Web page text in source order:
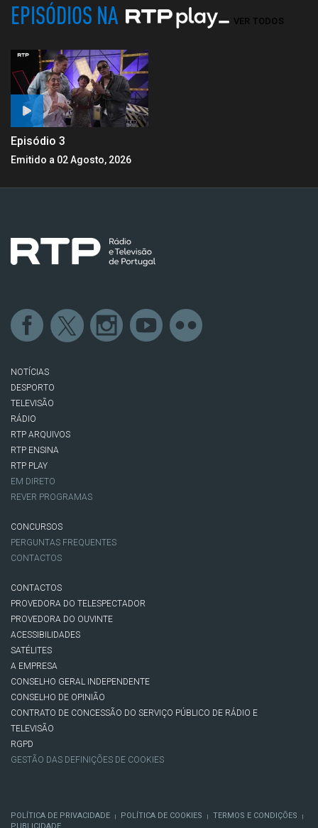
EPISÓDIOS NA VER TODOS
Episódio 3
Emitido a 02 Agosto, 2026
NOTÍCIAS
DESPORTO
TELEVISÃO
RÁDIO
RTP ARQUIVOS
RTP ENSINA
RTP PLAY
EM DIRETO
REVER PROGRAMAS
CONCURSOS
PERGUNTAS FREQUENTES
CONTACTOS
CONTACTOS
PROVEDORA DO TELESPECTADOR
PROVEDORA DO OUVINTE
ACESSIBILIDADES
SATÉLITES
A EMPRESA
CONSELHO GERAL INDEPENDENTE
CONSELHO DE OPINIÃO
CONTRATO DE CONCESSÃO DO SERVIÇO PÚBLICO DE RÁDIO E
TELEVISÃO
RGPD
GESTÃO DAS DEFINIÇÕES DE COOKIES
POLÍTICA DE PRIVACIDADE | POLÍTICA DE COOKIES | TERMOS E CONDIÇÕES |